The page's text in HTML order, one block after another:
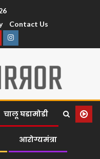
Contact Us
चालू घडामोडी
आरोग्यमंत्रा